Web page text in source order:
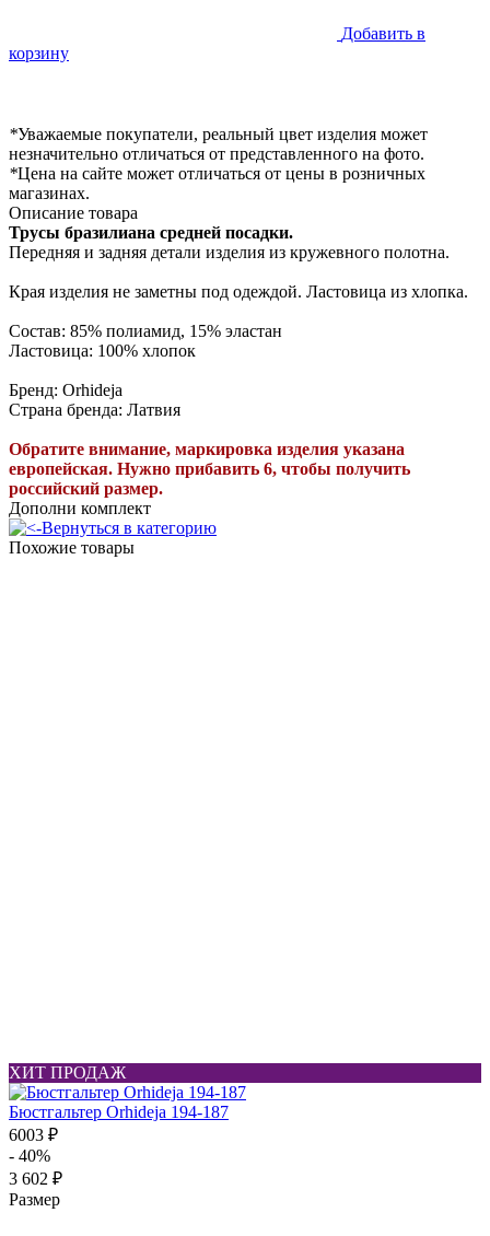
Добавить в
корзину
*Уважаемые покупатели, реальный цвет изделия может
незначительно отличаться от представленного на фото.
*Цена на сайте может отличаться от цены в розничных
магазинах.
Описание товара
Трусы бразилиана средней посадки.
Передняя и задняя детали изделия из кружевного полотна.
Края изделия не заметны под одеждой. Ластовица из хлопка.
Состав: 85% полиамид, 15% эластан
Ластовица: 100% хлопок
Бренд: Orhideja
Страна бренда: Латвия
Обратите внимание, маркировка изделия указана
европейская. Нужно прибавить 6, чтобы получить
российский размер.
Дополни комплект
Вернуться в категорию
Похожие товары
ХИТ ПРОДАЖ
Бюстгальтер Orhideja 194-187
6003 ₽
- 40%
3 602 ₽
Размер